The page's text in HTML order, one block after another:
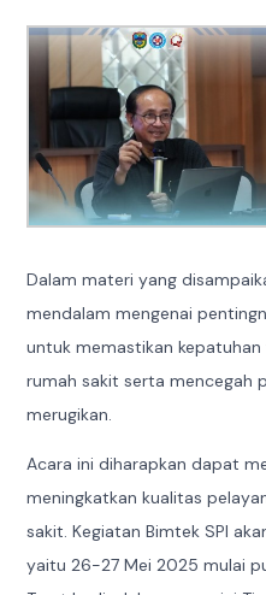
Dalam materi yang
mendalam mengenai
untuk memastikan
rumah sakit serta mencegah
merugikan.
Acara ini diharapkan dapat
meningkatkan kualitas
sakit. Kegiatan Bimtek SPI
yaitu 26-27 Mei 2025 mulai